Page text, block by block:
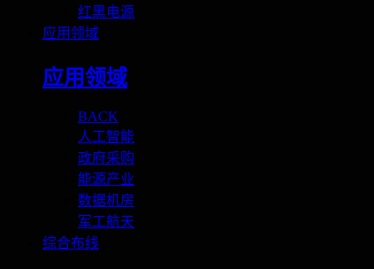
红黑电源
应用领域
应用领域
BACK
人工智能
政府采购
能源产业
数据机房
军工航天
综合布线